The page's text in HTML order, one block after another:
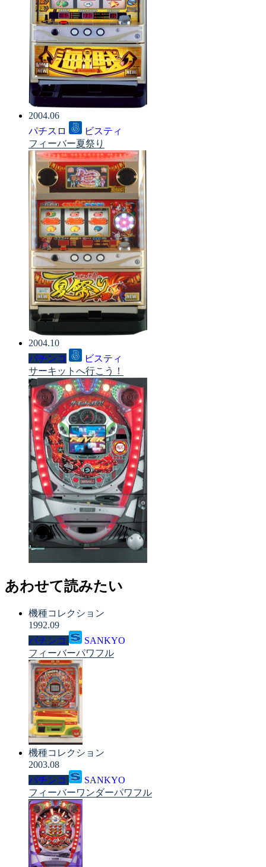
2004.06
パチスロ
ビスティ
フィーバー夏祭り
2004.10
パチンコ
ビスティ
サーキットへ行こう！
あわせて読みたい
機種コレクション
1992.09
パチンコ
SANKYO
フィーバーパワフル
機種コレクション
2003.08
パチンコ
SANKYO
フィーバーワンダーパワフル